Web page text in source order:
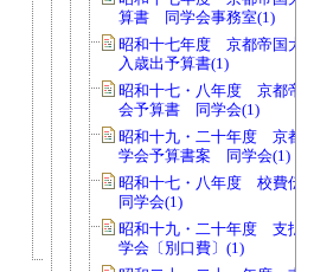
算書 同学会事務室(1)
昭和十七年度 京都帝国大学
入歳出予算書(1)
昭和十七・八年度 京都帝国
会予算書 同学会(1)
昭和十九・二十年度 京都帝
学会予算書案 同学会(1)
昭和十七・八年度 校費伝
同学会(1)
昭和十九・二十年度 支払
学会〔別口費〕(1)